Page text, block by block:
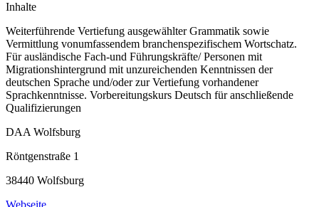
Inhalte
Weiterführende Vertiefung ausgewählter Grammatik sowie
Vermittlung vonumfassendem branchenspezifischem Wortschatz.
Für ausländische Fach-und Führungskräfte/ Personen mit
Migrationshintergrund mit unzureichenden Kenntnissen der
deutschen Sprache und/oder zur Vertiefung vorhandener
Sprachkenntnisse. Vorbereitungskurs Deutsch für anschließende
Qualifizierungen
DAA Wolfsburg
Röntgenstraße 1
38440 Wolfsburg